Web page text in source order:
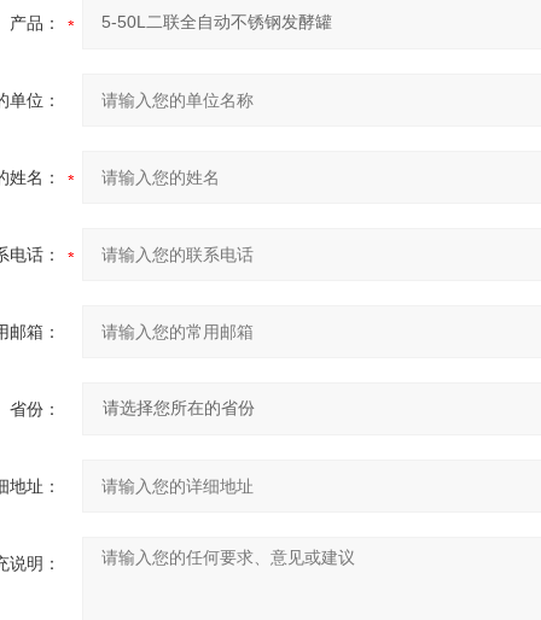
产品：
单位：
姓名：
电话：
邮箱：
省份：
地址：
说明：